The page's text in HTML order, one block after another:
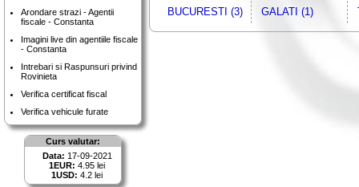
Arondare strazi - Agentii
fiscale - Constanta
Imagini live din agentiile fiscale
- Constanta
Intrebari si Raspunsuri privind
Rovinieta
Verifica certificat fiscal
Verifica vehicule furate
Curs valutar:
Data: 17-09-2021
1EUR: 4.95 lei
1USD: 4.2 lei
BUCURESTI (3)
GALATI (1)